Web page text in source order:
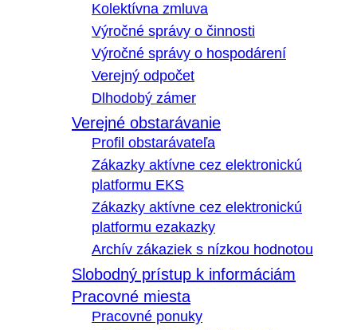
Kolektívna zmluva
Výročné správy o činnosti
Výročné správy o hospodárení
Verejný odpočet
Dlhodobý zámer
Verejné obstarávanie
Profil obstarávateľa
Zákazky aktívne cez elektronickú
platformu EKS
Zákazky aktívne cez elektronickú
platformu ezakazky
Archív zákaziek s nízkou hodnotou
Slobodný prístup k informáciám
Pracovné miesta
Pracovné ponuky